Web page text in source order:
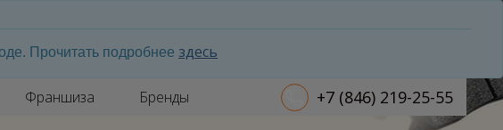
Прочитать подробнее здесь
Франшиза Бренды +7 (846) 219-25-55